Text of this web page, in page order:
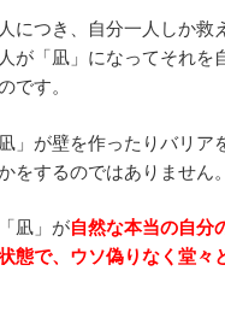
につき、自分一人しか救
が「凪」になってそれを
です。
」が壁を作ったりバリア
をするのではありません。
凪」が自然な本当の自分
態で、ウソ偽りなく堂々